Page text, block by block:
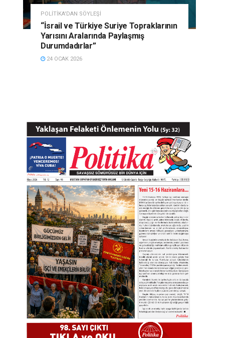
POLITIKA'DAN SÖYLEŞI
“İsrail ve Türkiye Suriye Topraklarının
Yarısını Aralarında Paylaşmış
Durumdadırlar”
24 OCAK 2026